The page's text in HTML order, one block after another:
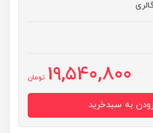
19,540,800 تومان